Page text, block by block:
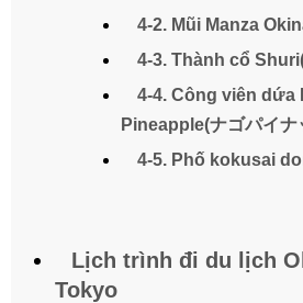
4-2. Mũi Manza
4-3. Thành cổ
4-4. Công viên dứa
Pineapple(ナゴパイナ
4-5. Phố kokusai
Lịch trình đi du lịch
Tokyo